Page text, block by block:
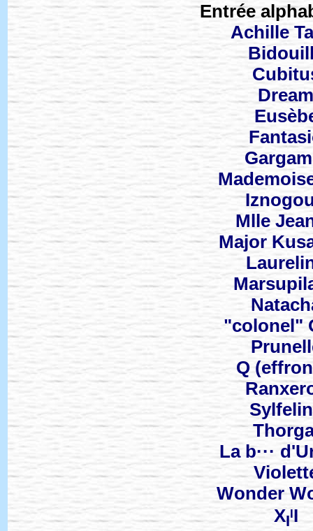
Entrée
Achille
Mlle
Major
"colonel"
Q
La b···
Wonder
XIII